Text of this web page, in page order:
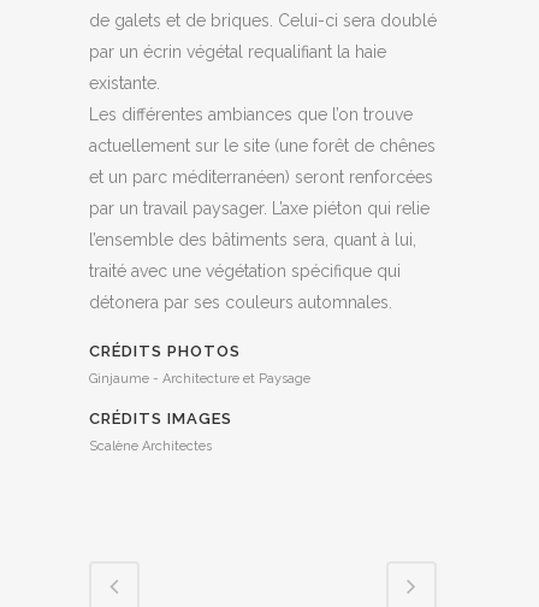
de galets et de briques. Celui-ci sera doublé
par un écrin végétal requalifiant la haie
existante.
Les différentes ambiances que l’on trouve
actuellement sur le site (une forêt de chênes
et un parc méditerranéen) seront renforcées
par un travail paysager. L’axe piéton qui relie
l’ensemble des bâtiments sera, quant à lui,
traité avec une végétation spécifique qui
détonera par ses couleurs automnales.
CRÉDITS PHOTOS
Ginjaume - Architecture et Paysage
CRÉDITS IMAGES
Scalène Architectes